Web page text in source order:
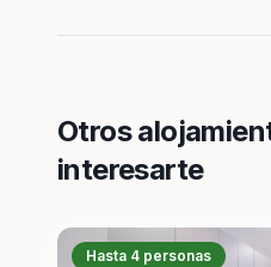
Otros
interesarte
Hasta 4 personas